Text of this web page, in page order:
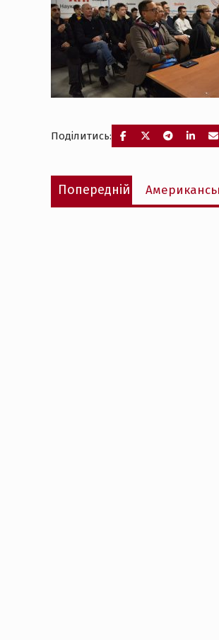
Поділитись:
Навігація
записів
Попередній
Попередній
запис: